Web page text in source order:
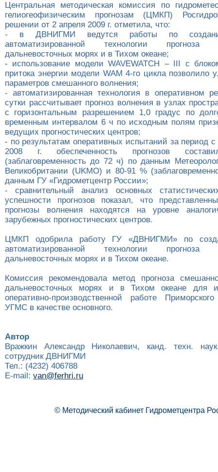
Центральная методическая комиссия по
гелиогеофизическим прогнозам (ЦМКП)
решении от 2 апреля 2009 г. отметила, что:
- в ДВНИГМИ ведутся работы по
автоматизированной технологии
дальневосточных морях и в Тихом океане;
- использование модели WAVEWATCH – III с
притока энергии модели WAM 4-го цикла позволило
параметров смешанного волнения;
- автоматизированная технология в оперативном
сутки рассчитывает прогноз волнения в узлах
с горизонтальным разрешением 1,0 градус по
временным интервалом 6 ч по исходным полям
ведущих прогностических центров;
- по результатам оперативных испытаний за период
2008 г. обеспеченность прогнозов
(заблаговременность до 72 ч) по данным
Великобритании (UKMO) и 80-91 %
данным ГУ «Гидрометцентр России»;
- сравнительный анализ основных
успешности прогнозов показал, что
прогнозы волнения находятся на уровне
зарубежных прогностических центров.
ЦМКП одобрила работу ГУ «ДВНИГМИ» по
автоматизированной технологии
дальневосточных морях и в Тихом океане.
Комиссия рекомендовала метод прогноза
дальневосточных морях и в Тихом океане для
оперативно-производственной работе
УГМС в качестве основного.
Автор
Вражкин Александр Николаевич, канд. техн.
сотрудник ДВНИГМИ
Тел.: (4232) 406788
E-mail: van@ferhri.ru
© Методический кабинет Гидрометцентра